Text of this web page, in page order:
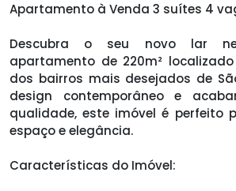
Apartamento à Venda 3 suítes 4
Descubra o seu novo lar
apartamento de 220m²
dos bairros mais desejados de
design contemporâneo e
qualidade, este imóvel é perfeito
espaço e elegância.
Características do Imóvel: